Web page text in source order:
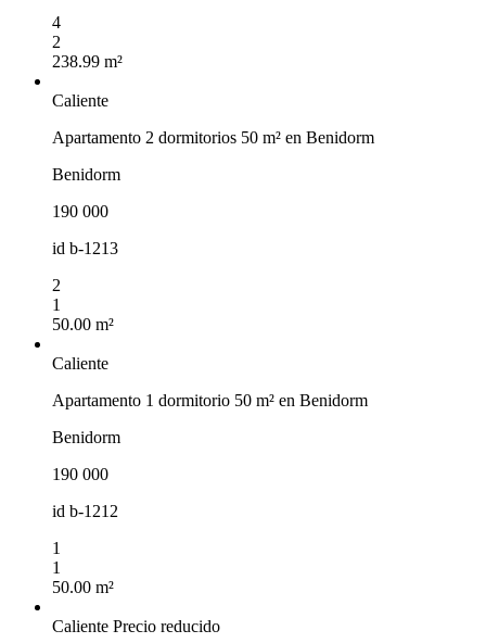
4
2
238.99 m²
Caliente
Apartamento 2 dormitorios 50 m² en Benidorm
Benidorm
190 000
id b-1213
2
1
50.00 m²
Caliente
Apartamento 1 dormitorio 50 m² en Benidorm
Benidorm
190 000
id b-1212
1
1
50.00 m²
Caliente Precio reducido